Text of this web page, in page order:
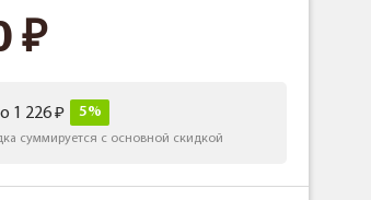
1 226 5%
суммируется с основной скидкой